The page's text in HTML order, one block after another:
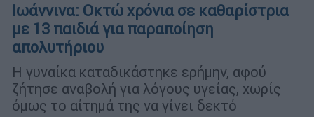
Ιωάννινα: Οκτώ χρόνια σε καθαρίστρια
με 13 παιδιά για παραποίηση
απολυτήριου
Η γυναίκα καταδικάστηκε ερήμην, αφού
ζήτησε αναβολή για λόγους υγείας, χωρίς
όμως το αίτημά της να γίνει δεκτό